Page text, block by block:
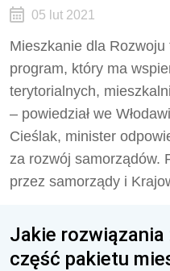
05 lut 2021
Mieszkanie dla
program, który ma
terytorialnych,
– powiedział we
Cieślak, minister
za rozwój samorządów.
przez samorządy i
Jakie
część pakietu